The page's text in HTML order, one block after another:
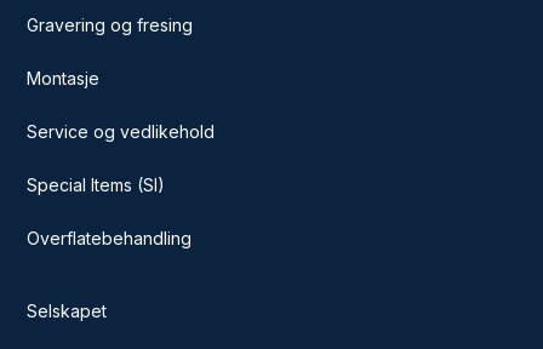
Gravering og fresing
Montasje
Service og vedlikehold
Special Items (SI)
Overflatebehandling
Selskapet